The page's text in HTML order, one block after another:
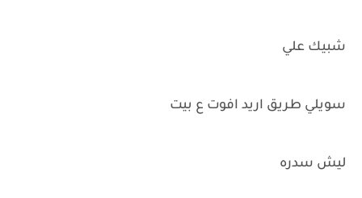
شبيك علي
سويلي طريق اريد افوت ع بيت
ليش سدره